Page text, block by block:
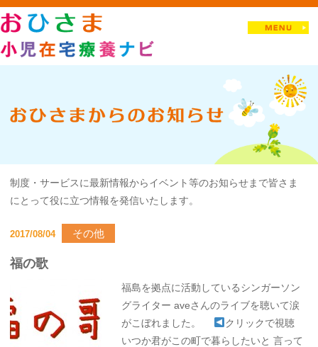
制度・サービスに最新情報からイベント等のお知らせまで皆さま
にとって役に立つ情報を発信いたします。
2017/08/04 その他
福の歌
福島を拠点に活動しているシンガーソン
グライター aveさんのライブを聴いて涙
がこぼれました。
クリックで視聴
いつか君がこの町で暮らしたいと 言って